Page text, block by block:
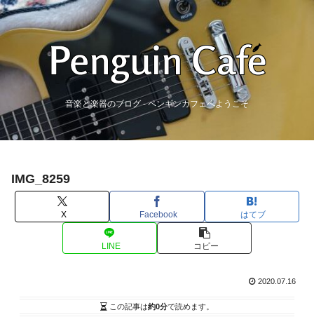
音楽と楽器のブログ - ペンギンカフェへようこそ
IMG_8259
X Facebook はてブ
LINE コピー
2020.07.16
この記事は約0分で読めます。